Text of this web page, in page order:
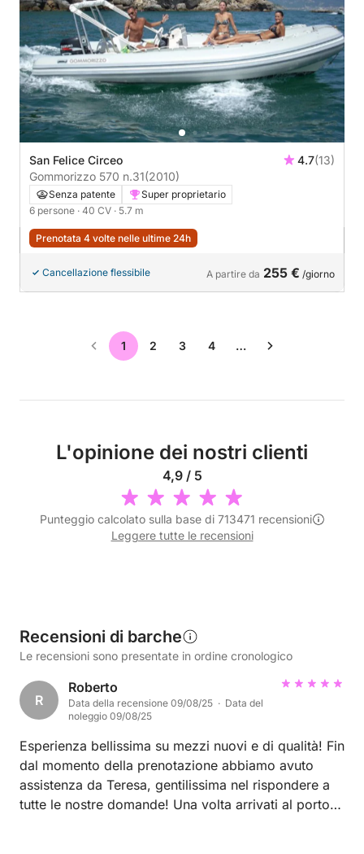
San Felice Circeo 4.7(13)
Gommorizzo 570 n.31(2010)
Senza patente
Super proprietario
6 persone · 40 CV · 5.7 m
Prenotata 4 volte nelle ultime 24h
Cancellazione flessibile A partire da 255 € /giorno
1 2 3 4 …
L'opinione dei nostri clienti
4,9 / 5
Punteggio calcolato sulla base di 713471 recensioni
Leggere tutte le recensioni
Recensioni di barche
Le recensioni sono presentate in ordine cronologico
R
Roberto
Data della recensione 09/08/25 · Data del
noleggio 09/08/25
Esperienza bellissima su mezzi nuovi e di qualità! Fin
dal momento della prenotazione abbiamo avuto
assistenza da Teresa, gentilissima nel rispondere a
tutte le nostre domande! Una volta arrivati al porto,